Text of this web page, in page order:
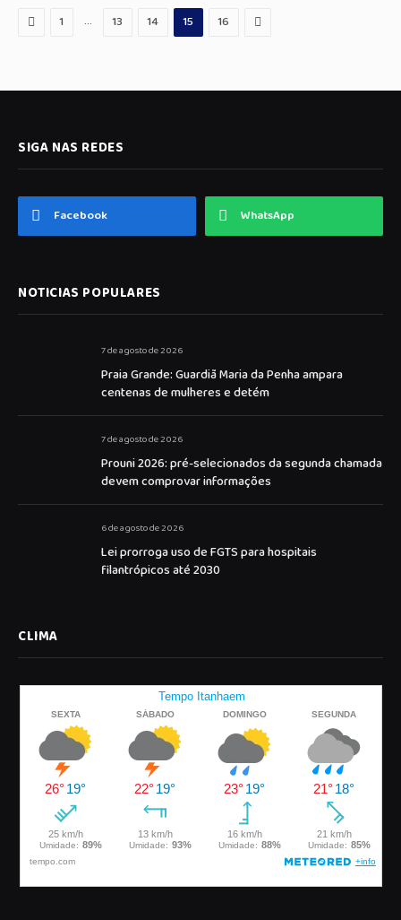
Anterior
1 … 13 14 15 16 Proximo
SIGA NAS REDES
Facebook WhatsApp
NOTICIAS POPULARES
7 de agosto de 2026
Praia Grande: Guardiã Maria da Penha ampara
centenas de mulheres e detém
7 de agosto de 2026
Prouni 2026: pré-selecionados da segunda chamada
devem comprovar informações
6 de agosto de 2026
Lei prorroga uso de FGTS para hospitais
filantrópicos até 2030
CLIMA